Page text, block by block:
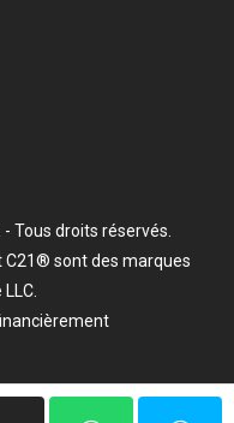
- Tous droits réservés.
C21® sont des marques